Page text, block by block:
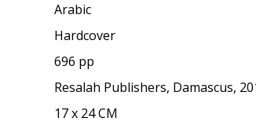
Arabic
Hardcover
696 pp
Resalah Publishers, Damascus,
17 x 24 CM